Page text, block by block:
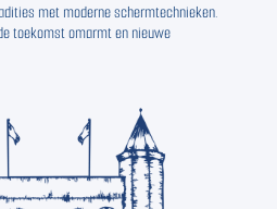
met moderne schermtechnieken.
toekomst omarmt en nieuwe